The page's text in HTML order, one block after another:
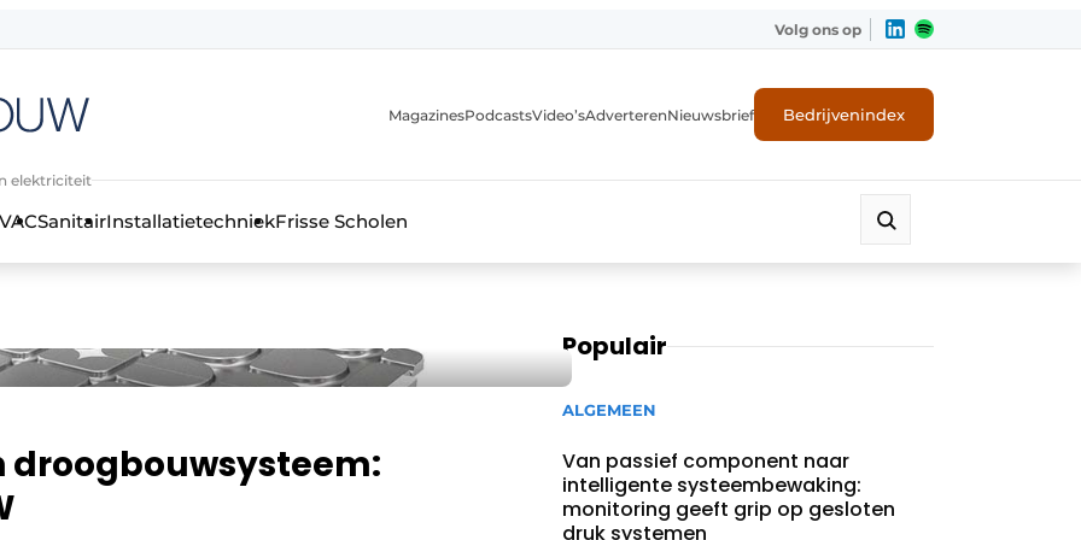
Volg ons op
elektriciteit
MagazinesPodcastsVideo’sAdverterenNieuwsbrief Bedrijvenindex
SanitairInstallatietechniekFrisse Scholen
Populair
ALGEMEEN
Van passief component naar
intelligente systeembewaking:
monitoring geeft grip op gesloten
druk systemen